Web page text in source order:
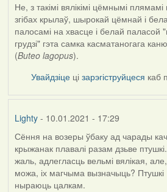
In
reply
to
by
Lighty
Не, з такімі вялікімі цёмнымі плямамі
згібах крылаў, шырокай цёмнай і
палосамі на хвасце і белай паласой
грудзі" гэта самка касматаногага
(Buteo lagopus).
Увайдзіце цізарэгіструйцеся каб
Lighty- 10.01.2021 - 17:29
Сёння на возеры ўбаку ад чарады
крыжанак плавалі разам дзьве
жаль, адлегласць вельмі вялікая, але,
можа, іх магчыма вызначыць? Птушкі
ныраюць цалкам.